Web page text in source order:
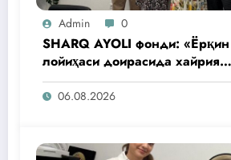
Admin 0
SHARQ AYOLI фонди: «Ёрқин
лойиҳаси доирасида хайрия
операциялари ўтказилади
06.08.2026